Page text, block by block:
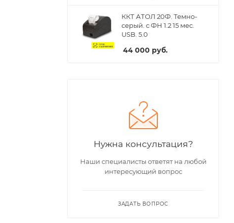
ККТ АТОЛ 20Ф. Темно-
серый. с ФН 1.2 15 мес.
USB. 5.0
44 000 руб.
Нужна консультация?
Наши специалисты ответят на любой
интересующий вопрос
ЗАДАТЬ ВОПРОС